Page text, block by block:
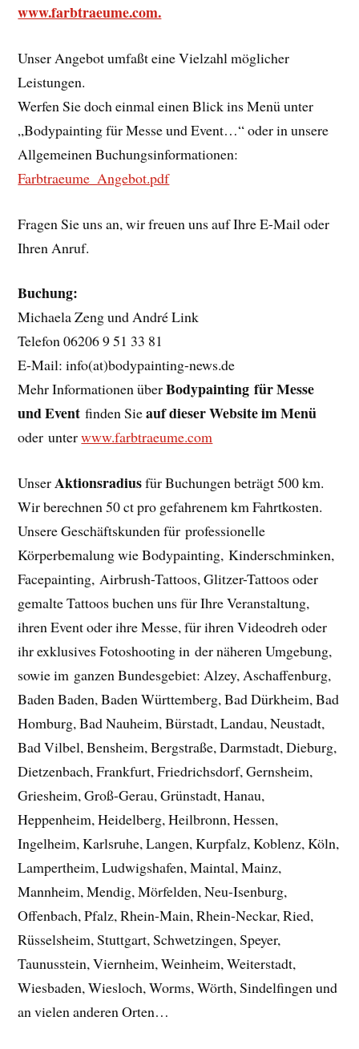
www.farbtraeume.com.
Unser Angebot umfaßt eine Vielzahl möglicher
Leistungen.
Werfen Sie doch einmal einen Blick ins Menü unter
„Bodypainting für Messe und Event…“ oder in unsere
Allgemeinen Buchungsinformationen:
Farbtraeume_Angebot.pdf
Fragen Sie uns an, wir freuen uns auf Ihre E-Mail oder
Ihren Anruf.
Buchung:
Michaela Zeng und André Link
Telefon 06206 9 51 33 81
E-Mail: info(at)bodypainting-news.de
Mehr Informationen überBodypainting für Messe
und Event finden Sieauf dieser Website im Menü
oder unterwww.farbtraeume.com
UnserAktionsradiusfür Buchungen beträgt 500 km.
Wir berechnen 50 ct pro gefahrenem km Fahrtkosten.
Unsere Geschäftskunden für professionelle
Körperbemalung wie Bodypainting, Kinderschminken,
Facepainting, Airbrush-Tattoos, Glitzer-Tattoos oder
gemalte Tattoos buchen uns für Ihre Veranstaltung,
ihren Event oder ihre Messe, für ihren Videodreh oder
ihr exklusives Fotoshooting in der näheren Umgebung,
sowie im ganzen Bundesgebiet: Alzey, Aschaffenburg,
Baden Baden, Baden Württemberg, Bad Dürkheim, Bad
Homburg, Bad Nauheim, Bürstadt, Landau, Neustadt,
Bad Vilbel, Bensheim, Bergstraße, Darmstadt, Dieburg,
Dietzenbach, Frankfurt, Friedrichsdorf, Gernsheim,
Griesheim, Groß-Gerau, Grünstadt, Hanau,
Heppenheim, Heidelberg, Heilbronn, Hessen,
Ingelheim, Karlsruhe, Langen, Kurpfalz, Koblenz, Köln,
Lampertheim, Ludwigshafen, Maintal, Mainz,
Mannheim, Mendig, Mörfelden, Neu-Isenburg,
Offenbach, Pfalz, Rhein-Main, Rhein-Neckar, Ried,
Rüsselsheim, Stuttgart, Schwetzingen, Speyer,
Taunusstein, Viernheim, Weinheim, Weiterstadt,
Wiesbaden, Wiesloch, Worms, Wörth, Sindelfingen und
an vielen anderen Orten…